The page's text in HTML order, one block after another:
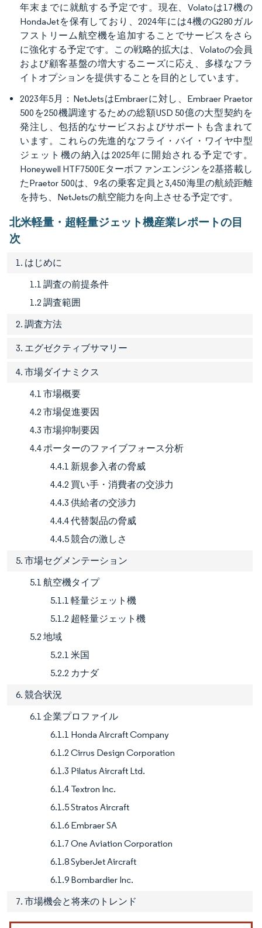
年末までに就航する予定です。現在、Volatoは17機の
HondaJetを保有しており、2024年には4機のG280ガル
フストリーム航空機を追加することでサービスをさら
に強化する予定です。この戦略的拡大は、Volatoの会員
および顧客基盤の増大するニーズに応え、多様なフラ
イトオプションを提供することを目的としています。
2023年5月：NetJetsはEmbraerに対し、Embraer Praetor
500を250機調達するための総額USD 50億の大型契約を
発注し、包括的なサービスおよびサポートも含まれて
います。これらの先進的なフライ・バイ・ワイヤ中型
ジェット機の納入は2025年に開始される予定です。
Honeywell HTF7500Eターボファンエンジンを2基搭載し
たPraetor 500は、9名の乗客定員と3,450海里の航続距離
を持ち、NetJetsの航空能力を向上させる予定です。
北米軽量・超軽量ジェット機産業レポートの目
次
1. はじめに
1.1 調査の前提条件
1.2 調査範囲
2. 調査方法
3. エグゼクティブサマリー
4. 市場ダイナミクス
4.1 市場概要
4.2 市場促進要因
4.3 市場抑制要因
4.4 ポーターのファイブフォース分析
4.4.1 新規参入者の脅威
4.4.2 買い手・消費者の交渉力
4.4.3 供給者の交渉力
4.4.4 代替製品の脅威
4.4.5 競合の激しさ
5. 市場セグメンテーション
5.1 航空機タイプ
5.1.1 軽量ジェット機
5.1.2 超軽量ジェット機
5.2 地域
5.2.1 米国
5.2.2 カナダ
6. 競合状況
6.1 企業プロファイル
6.1.1 Honda Aircraft Company
6.1.2 Cirrus Design Corporation
6.1.3 Pilatus Aircraft Ltd.
6.1.4 Textron Inc.
6.1.5 Stratos Aircraft
6.1.6 Embraer SA
6.1.7 One Aviation Corporation
6.1.8 SyberJet Aircraft
6.1.9 Bombardier Inc.
7. 市場機会と将来のトレンド